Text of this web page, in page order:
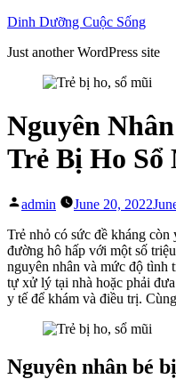
Skip
content
Dinh Dưỡng Cuộc Sống
Just another WordPress site
Nguyên
Trẻ Bị Ho Sổ
Posted
admin June 20, 2022
Trẻ nhỏ có sức đề kháng còn
đường hô hấp với một số
nguyên nhân và mức độ tình
tự xử lý tại nhà hoặc phải đưa
y tế để khám và điều trị.
Nguyên nhân bé